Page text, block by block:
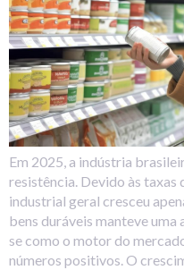
Em 2025, a indústria
resistência. Devido às taxas
industrial geral cresceu
bens duráveis manteve uma
se como o motor do
números positivos. O